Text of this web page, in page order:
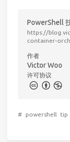
PowerShell
https://
container-
作者
Victor Woo
许可协议
# powershell tip